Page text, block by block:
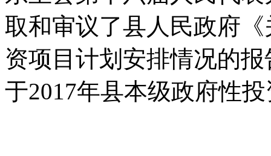
取和审议了县人民政府
资项目计划安排情况的
于2017年县本级政府性